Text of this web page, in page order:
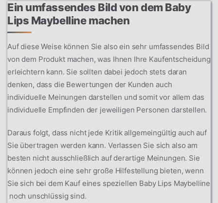
Ein umfassendes Bild von dem Baby
Lips Maybelline machen
Auf diese Weise können Sie also ein sehr umfassendes Bild
von dem Produkt machen, was Ihnen Ihre Kaufentscheidung
erleichtern kann. Sie sollten dabei jedoch stets daran
denken, dass die Bewertungen der Kunden auch
individuelle Meinungen darstellen und somit vor allem das
individuelle Empfinden der jeweiligen Personen darstellen.
Daraus folgt, dass nicht jede Kritik allgemeingültig auch auf
Sie übertragen werden kann. Verlassen Sie sich also am
besten nicht ausschließlich auf derartige Meinungen. Sie
können jedoch eine sehr große Hilfestellung bieten, wenn
Sie sich bei dem Kauf eines speziellen Baby Lips Maybelline
noch unschlüssig sind.